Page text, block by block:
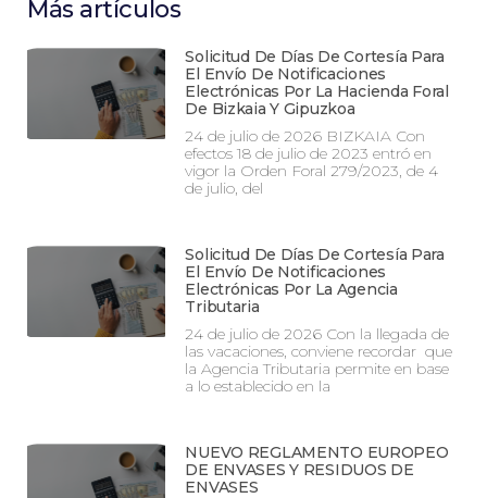
Más artículos
Solicitud De Días De Cortesía Para
El Envío De Notificaciones
Electrónicas Por La Hacienda Foral
De Bizkaia Y Gipuzkoa
24 de julio de 2026 BIZKAIA Con
efectos 18 de julio de 2023 entró en
vigor la Orden Foral 279/2023, de 4
de julio, del
Solicitud De Días De Cortesía Para
El Envío De Notificaciones
Electrónicas Por La Agencia
Tributaria
24 de julio de 2026 Con la llegada de
las vacaciones, conviene recordar que
la Agencia Tributaria permite en base
a lo establecido en la
NUEVO REGLAMENTO EUROPEO
DE ENVASES Y RESIDUOS DE
ENVASES